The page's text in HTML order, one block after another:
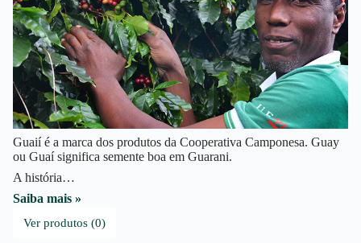
Guaií é a marca dos produtos da Cooperativa Camponesa. Guay
ou Guaí significa semente boa em Guarani.
A história…
Saiba mais »
Ver produtos (0)